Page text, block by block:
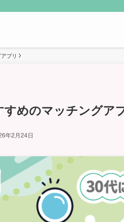
プリ
すめのマッチングア
年2月24日